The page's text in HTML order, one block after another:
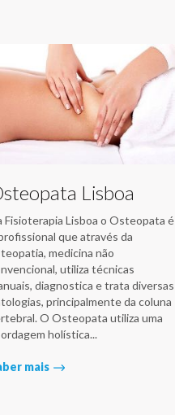
Lisboa
Fisioterapia Lisboa o Osteopata é
que através da
medicina não
utiliza técnicas
diagnostica e trata diversas
principalmente da coluna
O Osteopata utiliza uma
holística...
mais